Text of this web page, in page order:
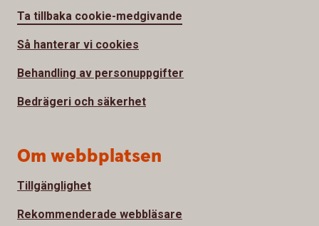
Ta tillbaka cookie-medgivande
Så hanterar vi cookies
Behandling av personuppgifter
Bedrägeri och säkerhet
Om webbplatsen
Tillgänglighet
Rekommenderade webbläsare